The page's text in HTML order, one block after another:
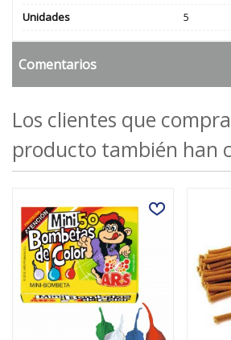
Unidades
5
Comentarios
Los clientes que
producto también han